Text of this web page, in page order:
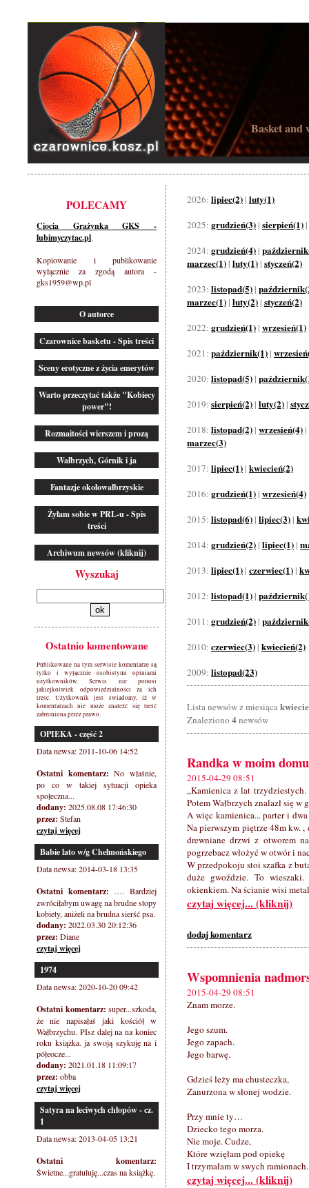
Basket and
POLECAMY
Ciocia Grażynka GKS -
lubimyczytac.pl.
Kopiowanie i publikowanie
wyłącznie za zgodą autora -
gks1959@wp.pl
O autorce
Czarownice basketu - Spis treści
Sceny erotyczne z życia emerytów
Warto przeczytać także "Kobiecy
power"!
Rozmaitości wierszem i prozą
Wałbrzych, Górnik i ja
Fantazje okołowałbrzyskie
Żyłam sobie w PRL-u - Spis
treści
Archiwum newsów (kliknij)
Wyszukaj
Ostatnio komentowane
Publikowane na tym serwisie komentarze są
tylko i wyłącznie osobistymi opiniami
użytkowników. Serwis nie ponosi
jakiejkolwiek odpowiedzialności za ich
treść. Użytkownik jest świadomy, iż w
komentarzach nie może znaleźć się treść
zabroniona przez prawo.
OPIEKA - część 2
Data newsa: 2011-10-06 14:52
Ostatni komentarz: No właśnie,
po co w takiej sytuacji opieka
społeczna...
dodany: 2025.08.08 17:46:30
przez: Stefan
czytaj więcej
Babie lato w/g Chełmońskiego
Data newsa: 2014-03-18 13:35
Ostatni komentarz: …. Bardziej
zwróciłabym uwagę na brudne stopy
kobiety, aniżeli na brudna sierść psa.
dodany: 2022.03.30 20:12:36
przez: Diane
czytaj więcej
1974
Data newsa: 2020-10-20 09:42
Ostatni komentarz: super...szkoda,
że nie napisałaś jaki kościół w
Wałbrzychu. PIsz dalej na na koniec
roku książka. ja swoją szykuję na i
półeocze...
dodany: 2021.01.18 11:09:17
przez: obba
czytaj więcej
Satyra na leciwych chłopów - cz.
1
Data newsa: 2013-04-05 13:21
Ostatni komentarz:
Świetne...gratuluję...czas na książkę.
2026: lipiec(2) | luty(1)
2025: grudzień(3) | sierpień(1) |
2024: grudzień(4) |
marzec(1) | luty(1) | styczeń(2)
2023: listopad(5) |
marzec(1) | luty(2) | styczeń(2)
2022: grudzień(1) | wrzesień(1)
2021: październik(1) |
2020: listopad(5) |
2019: sierpień(2) | luty(2) |
2018: listopad(2) | wrzesień(4) |
marzec(3)
2017: lipiec(1) | kwiecień(2)
2016: grudzień(1) | wrzesień(4)
2015: listopad(6) | lipiec(3) |
2014: grudzień(2) | lipiec(1) |
2013: lipiec(1) | czerwiec(1) |
2012: listopad(1) |
2011: grudzień(2) |
2010: czerwiec(3) | kwiecień(2)
2009: listopad(23)
Lista newsów z miesiąca
Znaleziono 4newsów
Randka w moim domu
2015-04-29 08:51
„Kamienica z lat
Potem Wałbrzych znalazł się w
A więc kamienica... parter i
Na pierwszym piętrze 48m kw.
drewniane drzwi z otworem
pogrzebacz włożyć w otwór i
W przedpokoju stoi szafka z
duże gwoździe. To
okienkiem. Na ścianie wisi
czytaj więcej... (kliknij)
dodaj komentarz
Wspomnienia
2015-04-29 08:51
Znam morze.
Jego szum.
Jego zapach.
Jego barwę.
Gdzieś leży ma chusteczka,
Zanurzona w słonej wodzie.
Przy mnie ty…
Dziecko tego morza.
Nie moje. Cudze,
Które wzięłam pod opiekę
I trzymałam w swych ramionach.
czytaj więcej... (kliknij)